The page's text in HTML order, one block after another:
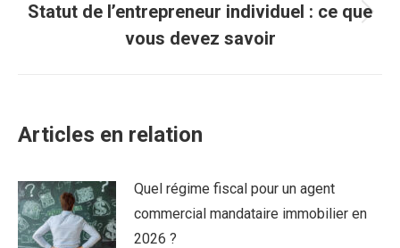
Article
suivant
Statut de l’entrepreneur individuel : ce que
vous devez savoir
Articles en relation
Quel régime fiscal pour un agent
commercial mandataire immobilier en
2026 ?